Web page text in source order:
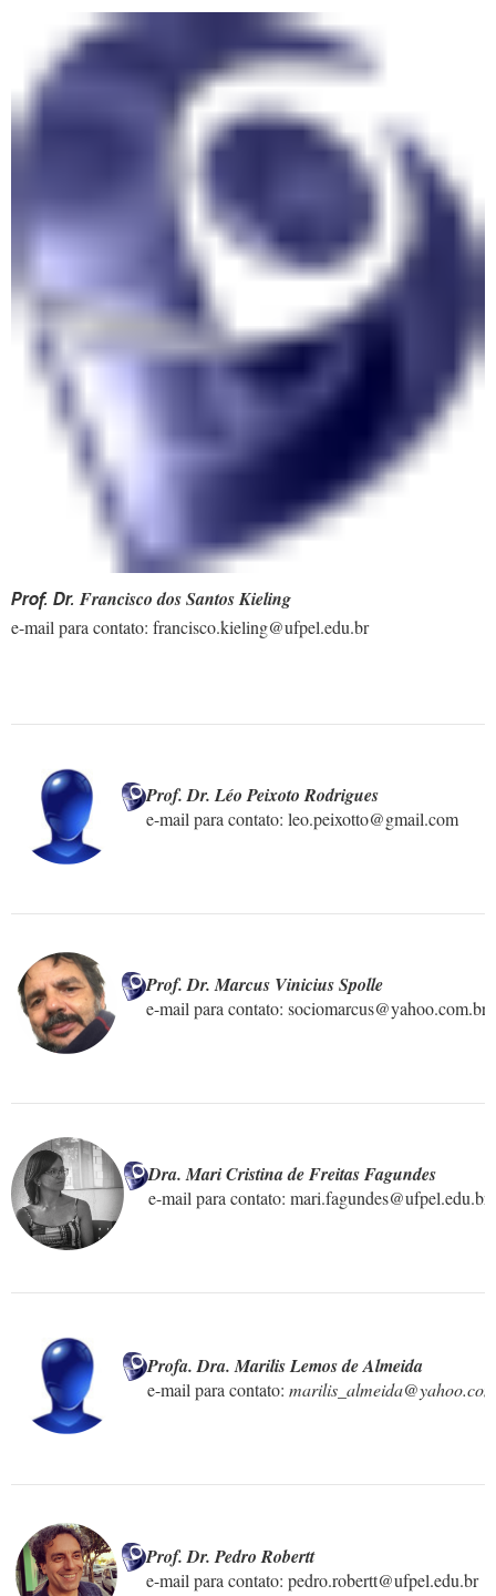
Prof. Dr. Francisco dos Santos Kieling
e-mail para contato: francisco.kieling@ufpel.edu.br
Prof. Dr. Léo Peixoto Rodrigues
e-mail para contato: leo.peixotto@gmail.com
Prof. Dr. Marcus Vinicius Spolle
e-mail para contato: sociomarcus@yahoo.com.br
Dra. Mari Cristina de Freitas Fagundes
e-mail para contato: mari.fagundes@ufpel.edu.br
Profa. Dra. Marilis Lemos de Almeida
e-mail para contato:
Prof. Dr. Pedro Robertt
e-mail para contato: pedro.robertt@ufpel.edu.br